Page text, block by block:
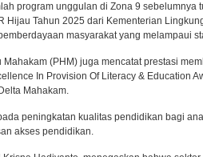
program unggulan di Zona 9 sebelumnya
Hijau Tahun 2025 dari Kementerian
masyarakat yang melampaui
Mahakam (PHM) juga mencatat prestasi
In Provision Of Literacy & Education
Mahakam.
peningkatan kualitas pendidikan bagi
akses pendidikan.